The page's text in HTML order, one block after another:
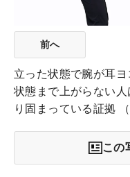
前へ
立った状態で腕が耳
状態まで上がらない
り固まっている証拠
この